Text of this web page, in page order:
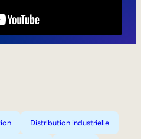
Distribution industrielle